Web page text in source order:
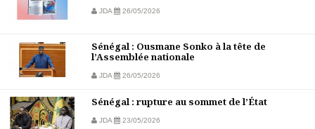
JDA 26/05/2026
Sénégal : Ousmane Sonko à la tête de
l’Assemblée nationale
JDA 26/05/2026
Sénégal : rupture au sommet de l’État
JDA 23/05/2026